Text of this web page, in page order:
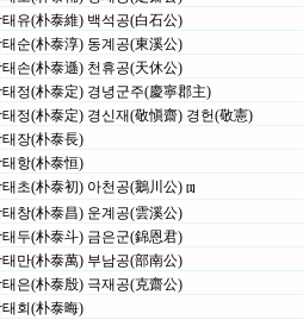
태유(朴泰維) 백석공(白石公)
태순(朴泰淳) 동계공(東溪公)
태손(朴泰遜) 천휴공(天休公)
태정(朴泰定) 경녕군주(慶寧郡主)
태정(朴泰定) 경신재(敬愼齋) 경헌(敬憲)
태장(朴泰長)
태항(朴泰恒)
태초(朴泰初) 아천공(鵝川公) [1]
태창(朴泰昌) 운계공(雲溪公)
태두(朴泰斗) 금은군(錦恩君)
태만(朴泰萬) 부남공(部南公)
태은(朴泰殷) 극재공(克齋公)
태회(朴泰晦)